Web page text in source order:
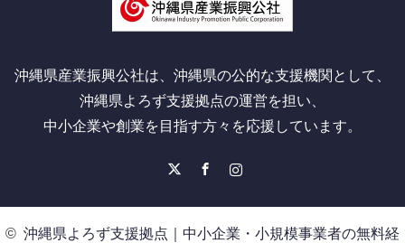
沖縄県産業振興公社は、沖縄県の公的な支援機関として、
沖縄県よろず支援拠点の運営を担い、
中小企業や創業を目指す方々を応援しています。
© 沖縄県よろず支援拠点｜中小企業・小規模事業者の無料経